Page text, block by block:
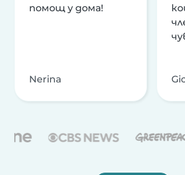
помощ у дома!
Nerina